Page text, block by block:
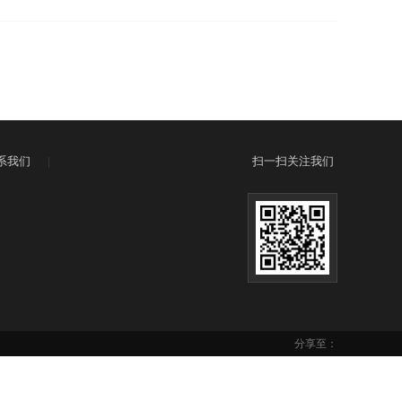
我们 扫一扫关注我们
分享至：